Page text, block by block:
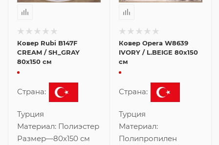
Ковер Rubi B147F
CREAM / SH_GRAY
80x150 см
Страна:
Турция
Материал: Полиэстер
Размер—80x150 см
Ковер Opera W8639
IVORY / L.BEIGE 80x150
см
Страна:
Турция
Материал:
Полипропилен